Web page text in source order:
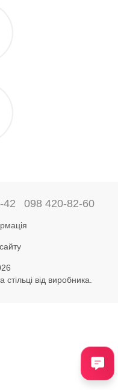
42 098 420-82-60
від виробника.